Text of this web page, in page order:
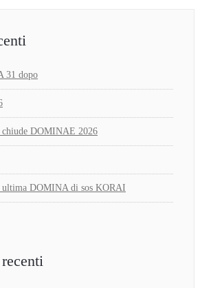
31 dopo
chiude DOMINAE 2026
ultima DOMINA di sos KORAI